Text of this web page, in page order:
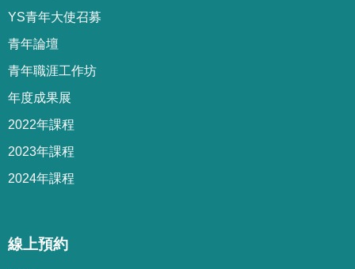
YS青年大使召募
青年論壇
青年職涯工作坊
年度成果展
2022年課程
2023年課程
2024年課程
線上預約